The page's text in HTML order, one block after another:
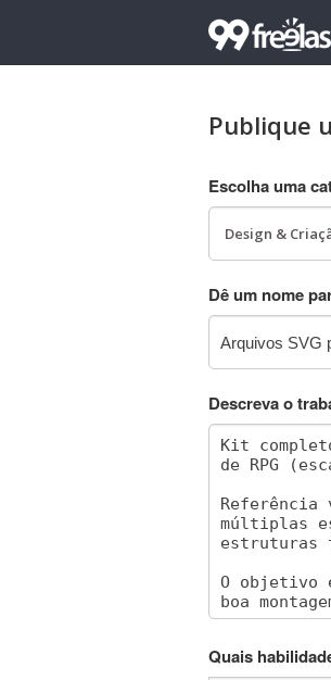
Publique
Escolha uma
Dê um nome
Descreva o
Quais